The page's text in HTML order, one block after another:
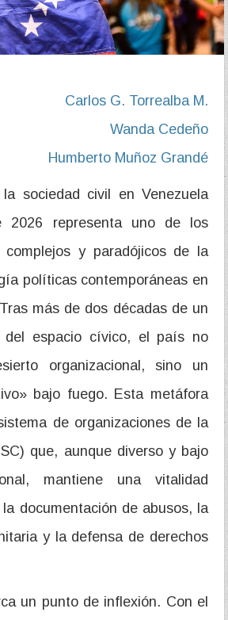
Carlos G. Torrealba M.
Wanda Cedeño
Humberto Muñoz Grandé
sociedad civil en Venezuela
2026 representa uno de los
complejos y paradójicos de la
políticas contemporáneas en
más de dos décadas de un
del espacio cívico, el país no
organizacional, sino un
bajo fuego. Esta metáfora
de organizaciones de la
que, aunque diverso y bajo
mantiene una vitalidad
documentación de abusos, la
y la defensa de derechos
un punto de inflexión. Con el